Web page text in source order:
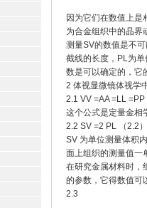
因为它们在数值上
为合金组织中的晶界
测量SV的数值是不
截线的长度，PL为
数是可以确定的，它
2 体视显微镜体视学
2.1 VV =AA =LL
这个公式是定量金相
2.2 SV =2 PL （2.2）
SV 为单位测量体积
面上组织的测量值一
在研究金属材料时，
的参数，它得数值可
2.3